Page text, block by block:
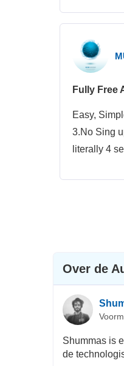
Fully Free
Easy,
3.No Sing
literally 4
Over de
Shummas is
de